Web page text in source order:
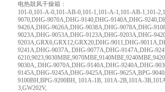
电热鼓风干燥箱：
101-0,101-A-0,101-AB-0,101-1,101-A-1,101-AB-1,101-
9070,DHG-9070A,DHG-9140,DHG-9140A,DHG-
9426A,DHG-9626A,DHG-9038A,DHG-9078A,DHG-
9023A,DHG-9053A,DHG-9123A,DHG-9203A,DHG-
9203A,GRX6,GRX12,GRX20,DHG-9011,DHG-
9241A,DHG-9037A,.DHG-9077A,DHG-9147A,DHG-
9030A,.DHG-9070A,DHG-9140A,DHG-9240A,DHG-
9145A,DHG-9245A,DHG-9425A,DHG-9625A,BPG-
9100BH,BPG-9200BH, 101A-1B, 101A-2B,101A-
3,GW202V,